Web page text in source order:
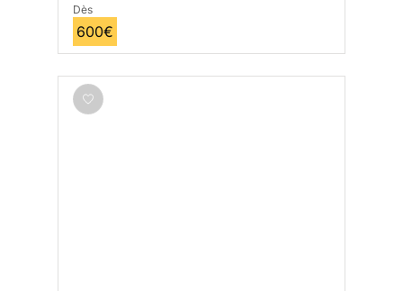
Dès
600€